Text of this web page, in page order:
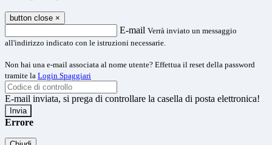
button close ×
E-mail Verrà inviato un messaggio
all'indirizzo indicato con le istruzioni necessarie.
Non hai una e-mail associata al nome utente? Effettua il reset della password
tramite la Login Spaggiari
E-mail inviata, si prega di controllare la casella di posta elettronica!
Errore